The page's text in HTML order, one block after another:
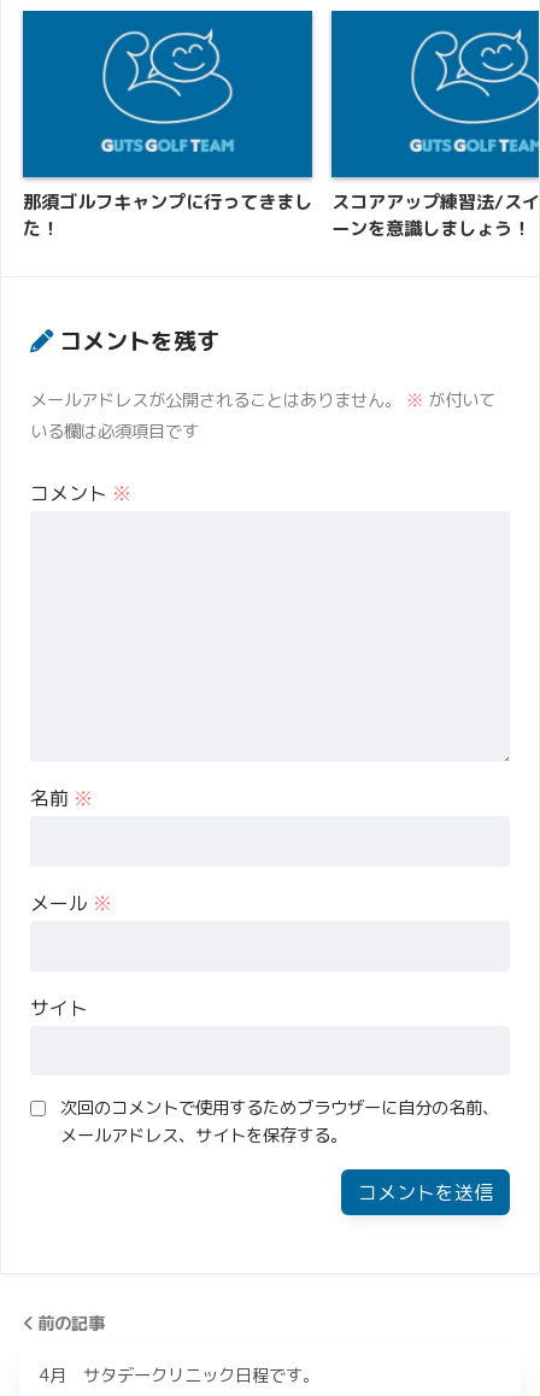
那須ゴルフキャンプに行ってきまし
た！
スコアアップ練習法/ス
ーンを意識しましょう！
コメントを残す
メールアドレスが公開されることはありません。 ※ が付いて
いる欄は必須項目です
コメント ※
名前 ※
メール ※
サイト
次回のコメントで使用するためブラウザーに自分の名前、
メールアドレス、サイトを保存する。
前の記事
4月 サタデークリニック日程です。